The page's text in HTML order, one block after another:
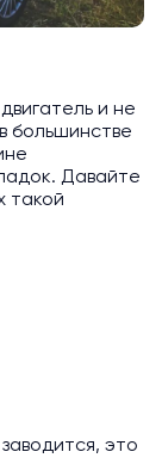
и не
большинстве
Давайте
такой
это